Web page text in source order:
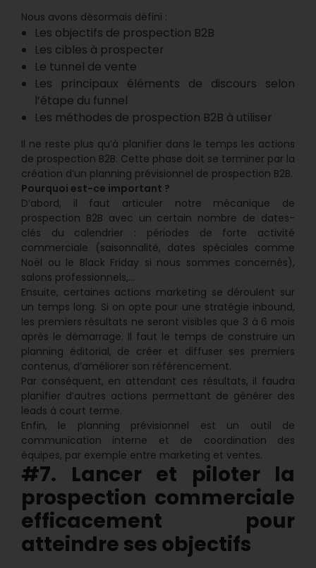
Nous avons désormais défini :
Les objectifs de prospection B2B
Les cibles à prospecter
Le tunnel de vente
Les principaux éléments de discours selon
l’étape du funnel
Les méthodes de prospection B2B à utiliser
Il ne reste plus qu’à planifier dans le temps les actions
de prospection B2B. Cette phase doit se terminer par la
création d’un planning prévisionnel de prospection B2B.
Pourquoi est-ce important ?
D’abord, il faut articuler notre mécanique de
prospection B2B avec un certain nombre de dates-
clés du calendrier : périodes de forte activité
commerciale (saisonnalité, dates spéciales comme
Noël ou le Black Friday si nous sommes concernés),
salons professionnels,…
Ensuite, certaines actions marketing se déroulent sur
un temps long. Si on opte pour une stratégie inbound,
les premiers résultats ne seront visibles que 3 à 6 mois
après le démarrage. Il faut le temps de construire un
planning éditorial, de créer et diffuser ses premiers
contenus, d’améliorer son référencement.
Par conséquent, en attendant ces résultats, il faudra
planifier d’autres actions permettant de générer des
leads à court terme.
Enfin, le planning prévisionnel est un outil de
communication interne et de coordination des
équipes, par exemple entre marketing et ventes.
#7. Lancer et piloter la
prospection commerciale
efficacement pour
atteindre ses objectifs